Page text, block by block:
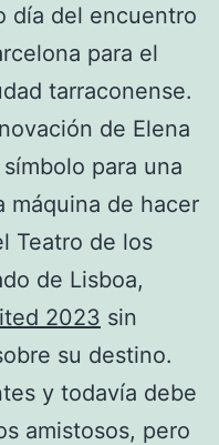
día del encuentro
para el
tarraconense.
de Elena
para una
máquina de hacer
Teatro de los
de Lisboa,
2023 sin
su destino.
y todavía debe
amistosos, pero